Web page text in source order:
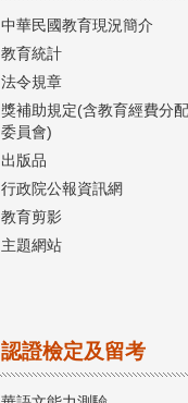
中華民國教育現況簡介
教育統計
法令規章
獎補助規定(含教育經費分
委員會)
出版品
行政院公報資訊網
教育剪影
主題網站
認證檢定及留考